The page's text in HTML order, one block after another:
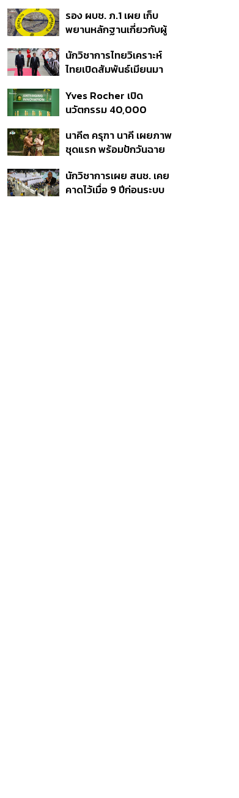
สังเกตลงสมัครตรง
คุณสมบัติหรือไม่
รอง ผบช. ภ.1 เผย เก็บ
พยานหลักฐานเกี่ยวกับผู้
ตรวจสอบทั้งหมดแล้ว
นักวิชาการไทยวิเคราะห์
ไทยเปิดสัมพันธ์เมียนมา
ได้ถึงจุดไหน
Yves Rocher เปิด
นวัตกรรม 40,000
ใหม่
นาคี๓ ครุฑา นาคี เผยภาพ
ชุดแรก พร้อมปักวันฉาย
นักวิชาการเผย สนช. เคย
คาดไว้เมื่อ 9 ปีก่อนระบบ